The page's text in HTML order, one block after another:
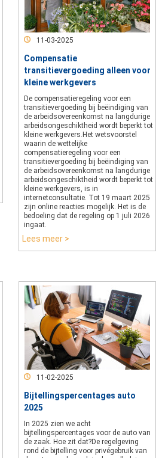
11-03-2025
Compensatie
transitievergoeding alleen voor
kleine werkgevers
De compensatieregeling voor een
transitievergoeding bij beëindiging van
de arbeidsovereenkomst na langdurige
arbeidsongeschiktheid wordt beperkt tot
kleine werkgevers.Het wetsvoorstel
waarin de wettelijke
compensatieregeling voor een
transitievergoeding bij beëindiging van
de arbeidsovereenkomst na langdurige
arbeidsongeschiktheid wordt beperkt tot
kleine werkgevers, is in
internetconsultatie. Tot 19 maart 2025
zijn online reacties mogelijk. Het is de
bedoeling dat de regeling op 1 juli 2026
ingaat.
Lees meer >
11-02-2025
Bijtellingspercentages auto
2025
In 2025 zien we acht
bijtellingspercentages voor de auto van
de zaak. Hoe zit dat?De regelgeving
rond de bijtelling voor privégebruik van